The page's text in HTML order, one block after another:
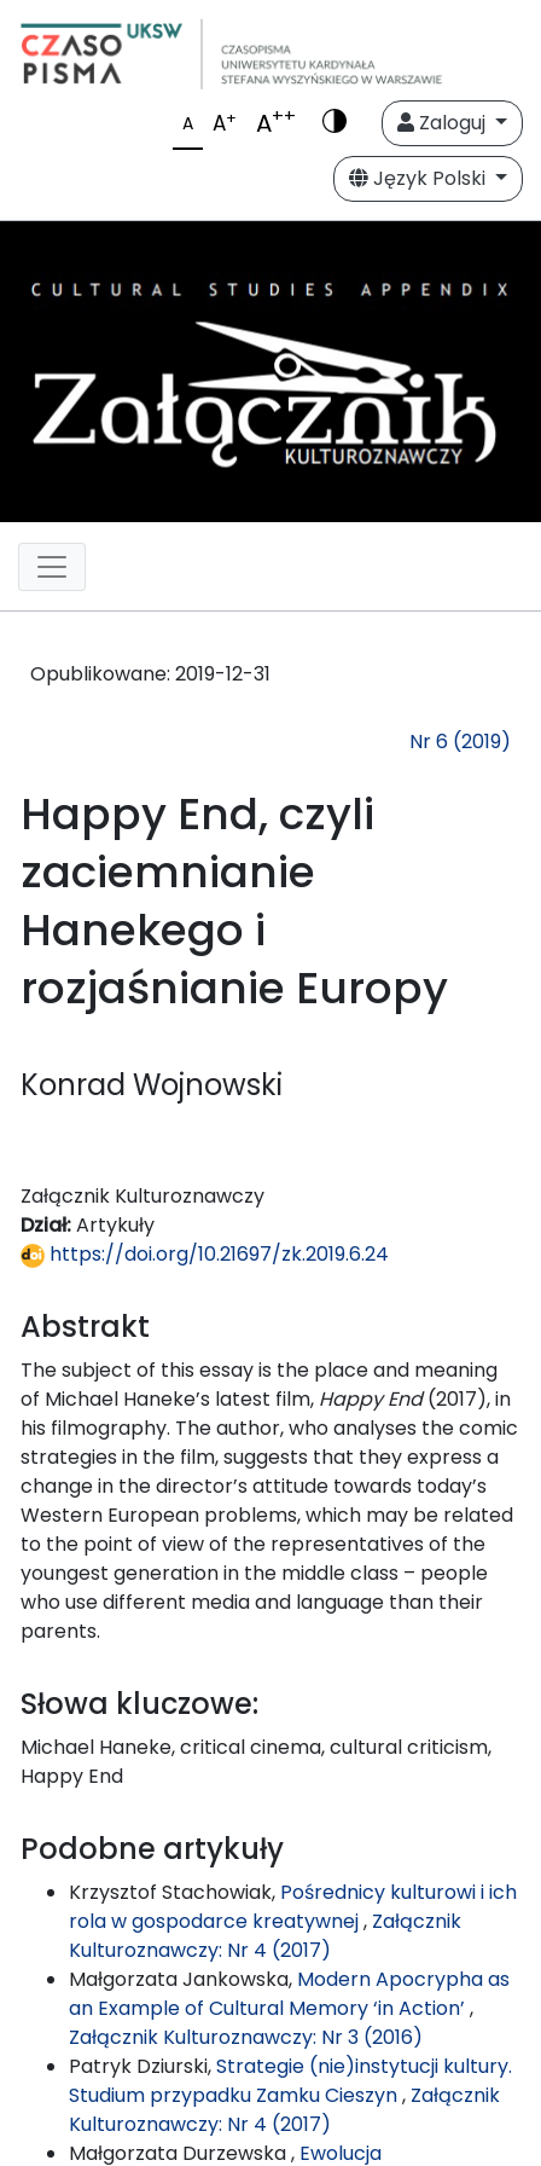
A A+ A++
Zaloguj
Język Polski
Opublikowane: 2019-12-31
Nr 6 (2019)
Happy End, czyli
zaciemnianie
Hanekego i
rozjaśnianie Europy
Konrad Wojnowski
Załącznik Kulturoznawczy
Dział:Artykuły
https://doi.org/10.21697/zk.2019.6.24
Abstrakt
The subject of this essay is the place and meaning
of Michael Haneke’s latest film, Happy End(2017), in
his filmography. The author, who analyses the comic
strategies in the film, suggests that they express a
change in the director’s attitude towards today’s
Western European problems, which may be related
to the point of view of the representatives of the
youngest generation in the middle class – people
who use different media and language than their
parents.
Słowa kluczowe:
Michael Haneke, critical cinema, cultural criticism,
Happy End
Podobne artykuły
Krzysztof Stachowiak, Pośrednicy kulturowi i ich
rola w gospodarce kreatywnej, Załącznik
Kulturoznawczy: Nr 4 (2017)
Małgorzata Jankowska, Modern Apocrypha as
an Example of Cultural Memory ‘in Action’ ,
Załącznik Kulturoznawczy: Nr 3 (2016)
Patryk Dziurski,Strategie (nie)instytucji kultury.
Studium przypadku Zamku Cieszyn, Załącznik
Kulturoznawczy: Nr 4 (2017)
Małgorzata Durzewska , Ewolucja